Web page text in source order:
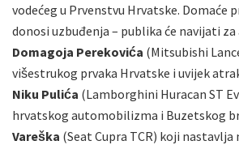
vodećeg u Prvenstvu Hrvatske. Domaće
donosi uzbuđenja – publika će navijati
Domagoja Perekovića (Mitsubishi
višestrukog prvaka Hrvatske i uvijek
Niku Pulića (Lamborghini Huracan ST
hrvatskog automobilizma i Buzetskog
Vareška (Seat Cupra TCR) koji